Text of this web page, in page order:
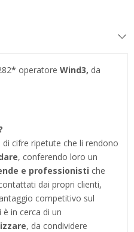
* operatore Wind3, da
cifre ripetute che li rendono
, conferendo loro un
e professionisti che
dai propri clienti,
competitivo sul
in cerca di un
, da condividere